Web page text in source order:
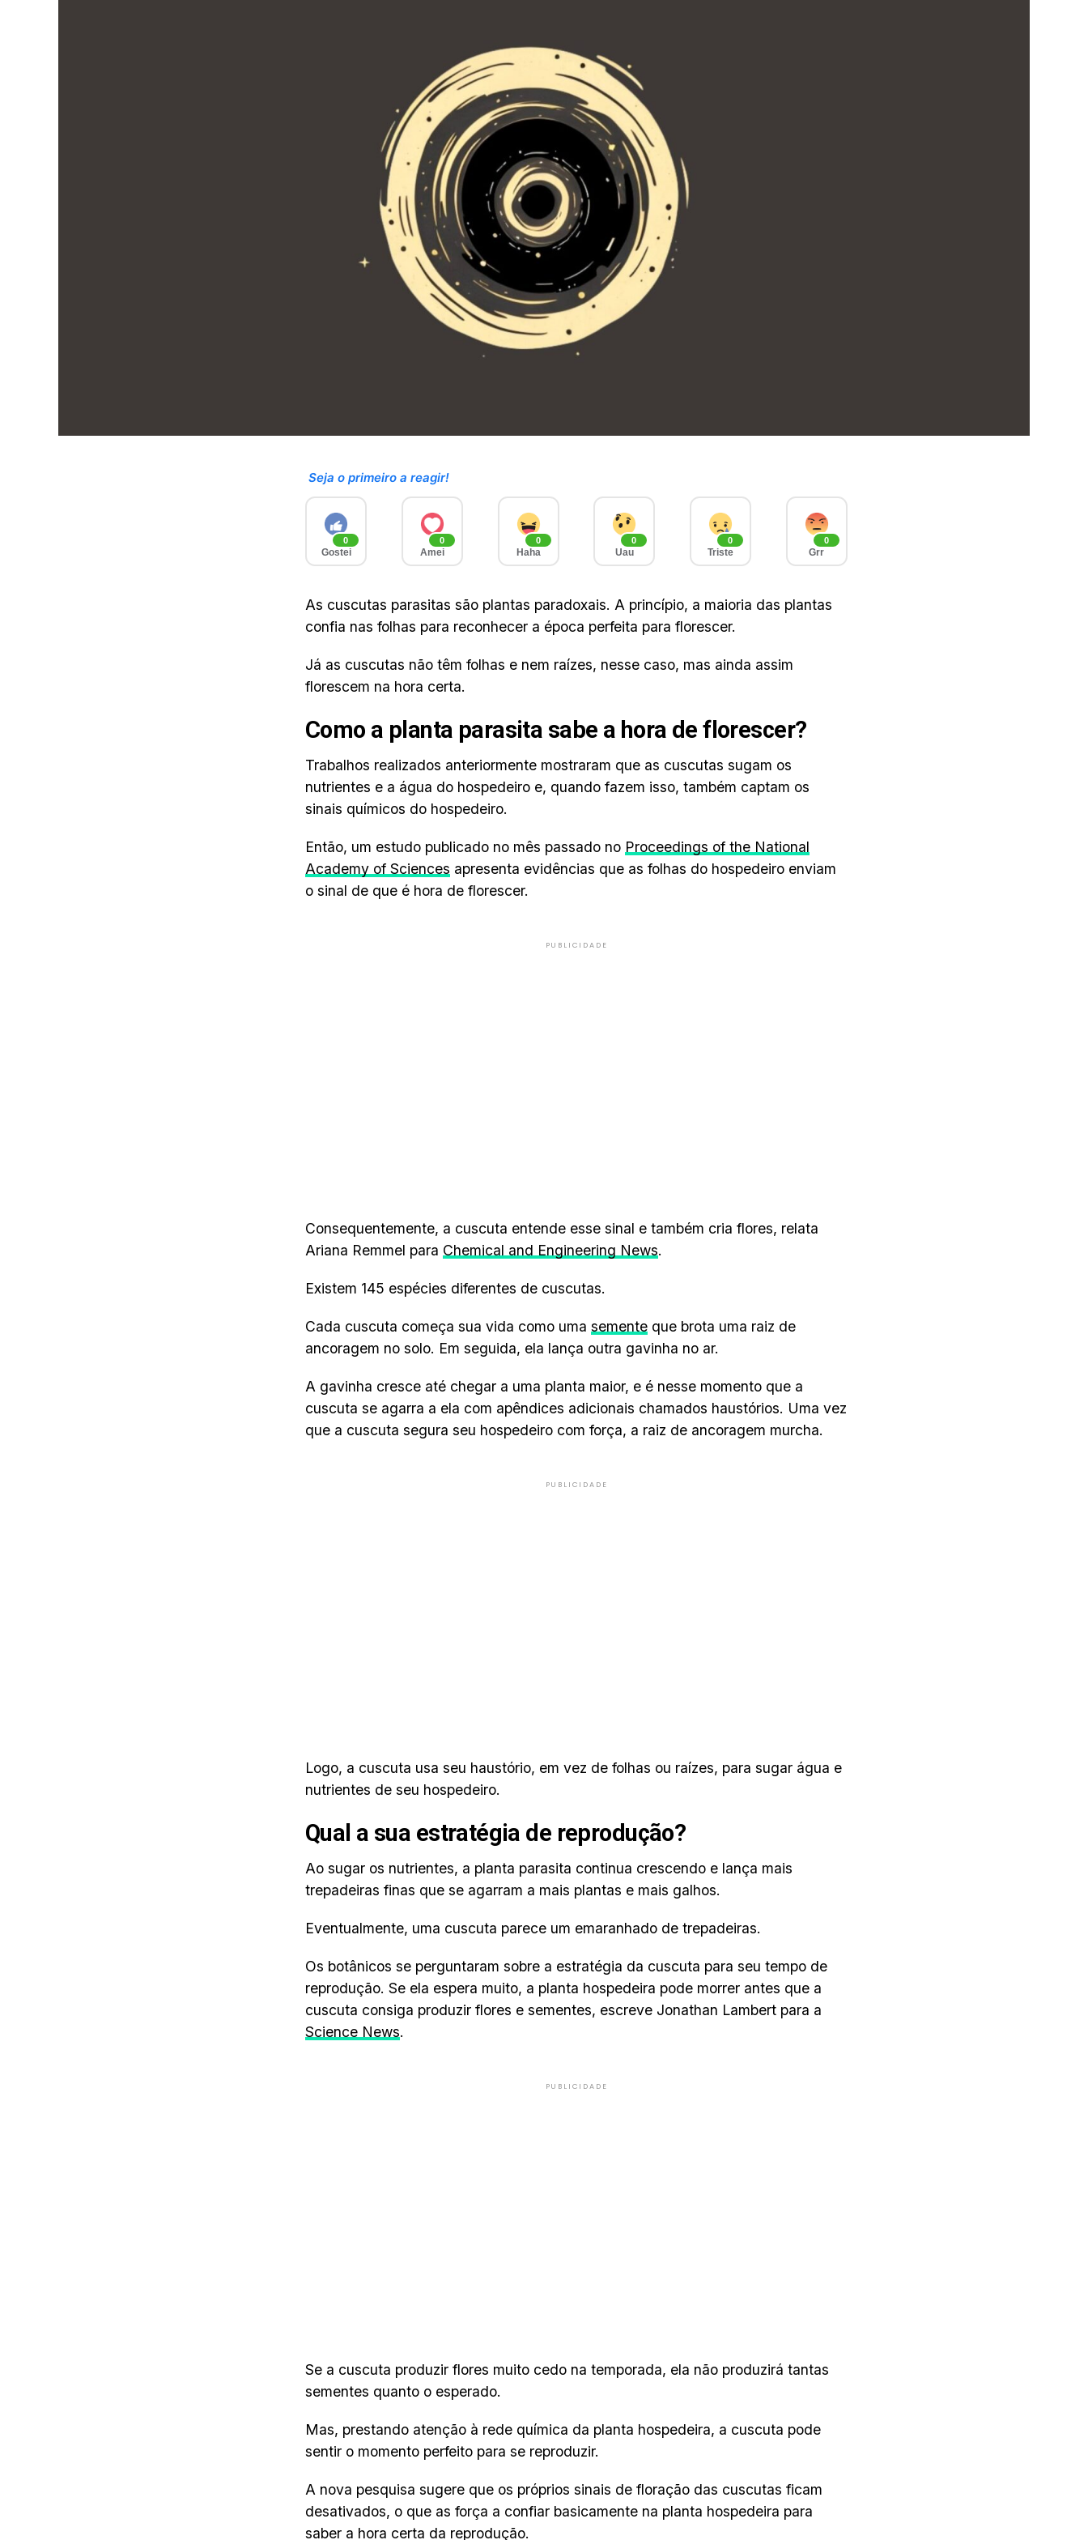
Seja o primeiro a reagir!
0
Gostei
0
Amei
0
Haha
0
Uau
0
Triste
0
Grr
As cuscutas parasitas são plantas paradoxais. A princípio, a maioria das plantas
confia nas folhas para reconhecer a época perfeita para florescer.
Já as cuscutas não têm folhas e nem raízes, nesse caso, mas ainda assim
florescem na hora certa.
Como a planta parasita sabe a hora de florescer?
Trabalhos realizados anteriormente mostraram que as cuscutas sugam os
nutrientes e a água do hospedeiro e, quando fazem isso, também captam os
sinais químicos do hospedeiro.
Então, um estudo publicado no mês passado no Proceedings of the National
Academy of Sciences apresenta evidências que as folhas do hospedeiro enviam
o sinal de que é hora de florescer.
PUBLICIDADE
Consequentemente, a cuscuta entende esse sinal e também cria flores, relata
Ariana Remmel para Chemical and Engineering News.
Existem 145 espécies diferentes de cuscutas.
Cada cuscuta começa sua vida como uma semente que brota uma raiz de
ancoragem no solo. Em seguida, ela lança outra gavinha no ar.
A gavinha cresce até chegar a uma planta maior, e é nesse momento que a
cuscuta se agarra a ela com apêndices adicionais chamados haustórios. Uma vez
que a cuscuta segura seu hospedeiro com força, a raiz de ancoragem murcha.
PUBLICIDADE
Logo, a cuscuta usa seu haustório, em vez de folhas ou raízes, para sugar água e
nutrientes de seu hospedeiro.
Qual a sua estratégia de reprodução?
Ao sugar os nutrientes, a planta parasita continua crescendo e lança mais
trepadeiras finas que se agarram a mais plantas e mais galhos.
Eventualmente, uma cuscuta parece um emaranhado de trepadeiras.
Os botânicos se perguntaram sobre a estratégia da cuscuta para seu tempo de
reprodução. Se ela espera muito, a planta hospedeira pode morrer antes que a
cuscuta consiga produzir flores e sementes, escreve Jonathan Lambert para a
Science News.
PUBLICIDADE
Se a cuscuta produzir flores muito cedo na temporada, ela não produzirá tantas
sementes quanto o esperado.
Mas, prestando atenção à rede química da planta hospedeira, a cuscuta pode
sentir o momento perfeito para se reproduzir.
A nova pesquisa sugere que os próprios sinais de floração das cuscutas ficam
desativados, o que as força a confiar basicamente na planta hospedeira para
saber a hora certa da reprodução.